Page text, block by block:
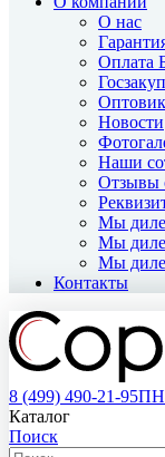
О нас
Оплата
Новости
Наши
Отзывы
Мы
Мы
Мы
Контакты
8 (499) 490-21-95
Каталог
Поиск